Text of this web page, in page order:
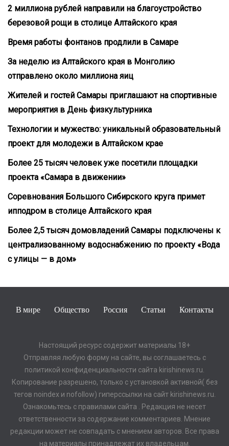
2 миллиона рублей направили на благоустройство
березовой рощи в столице Алтайского края
Время работы фонтанов продлили в Самаре
За неделю из Алтайского края в Монголию
отправлено около миллиона яиц
Жителей и гостей Самары приглашают на спортивные
мероприятия в День физкультурника
Технологии и мужество: уникальный образовательный
проект для молодежи в Алтайском крае
Более 25 тысяч человек уже посетили площадки
проекта «Самара в движении»
Соревнования Большого Сибирского круга примет
ипподром в столице Алтайского края
Более 2,5 тысяч домовладений Самары подключены к
централизованному водоснабжению по проекту «Вода
с улицы — в дом»
В мире Общество Россия Статьи Контакты
Настоящий ресурс содержит материалы 18+
Отправляя любую форму на сайте, вы соглашаетесь с
политикой конфиденциальности сайта kirishinews.ru.
Копирование разрешено, только с установкой активной( без
тегов noindex и nofollow) гиперссылки на сайт kirishinews.ru.
Ознакомьтесь с правилами сайта . Редакция не несет
ответственности за содержание комментариев. Мнение
редакции может не совпадать с мнением авторов. Все права
на материалы принадлежат их владельцам.